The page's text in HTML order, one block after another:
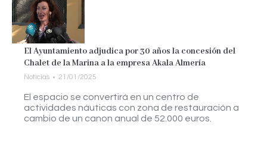
El Ayuntamiento adjudica por 30 años la concesión del
Chalet de la Marina a la empresa Akala Almería
Noticias 21/01/2025
El espacio se convertirá en un centro de
actividades náuticas con zona de restauración a
cambio de un canon anual de 52.000 euros.